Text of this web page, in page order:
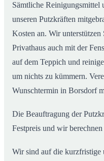
Sämtliche Reinigungsmittel
unseren Putzkräften
Kosten an. Wir
Privathaus auch mit der
auf dem Teppich und
um nichts zu kümmern.
Wunschtermin in Borsdorf
Die Beauftragung der
Festpreis und wir
Wir sind auf die kurzfristige